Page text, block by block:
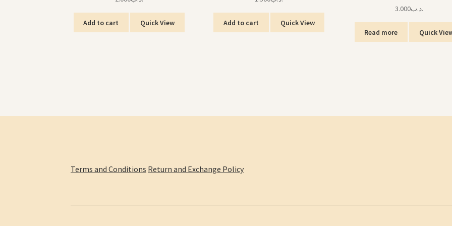
Add to cart Quick View Add to cart Quick View
.د.ب3.000
Read more Quick
Terms and Conditions Return and Exchange Policy